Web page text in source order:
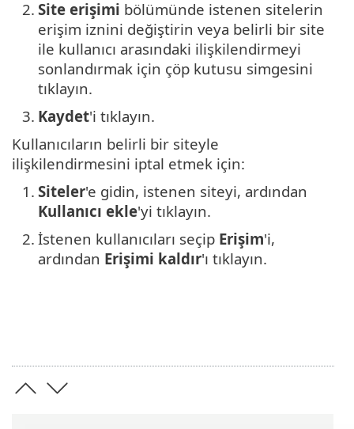
2. Site erişimi bölümünde istenen sitelerin
erişim iznini değiştirin veya belirli bir site
ile kullanıcı arasındaki ilişkilendirmeyi
sonlandırmak için çöp kutusu simgesini
tıklayın.
3. Kaydet'i tıklayın.
Kullanıcıların belirli bir siteyle
ilişkilendirmesini iptal etmek için:
1. Siteler'e gidin, istenen siteyi, ardından
Kullanıcı ekle'yi tıklayın.
2. İstenen kullanıcıları seçip Erişim'i,
ardından Erişimi kaldır'ı tıklayın.